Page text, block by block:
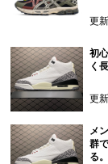
更
初
く
更
メ
群
る。